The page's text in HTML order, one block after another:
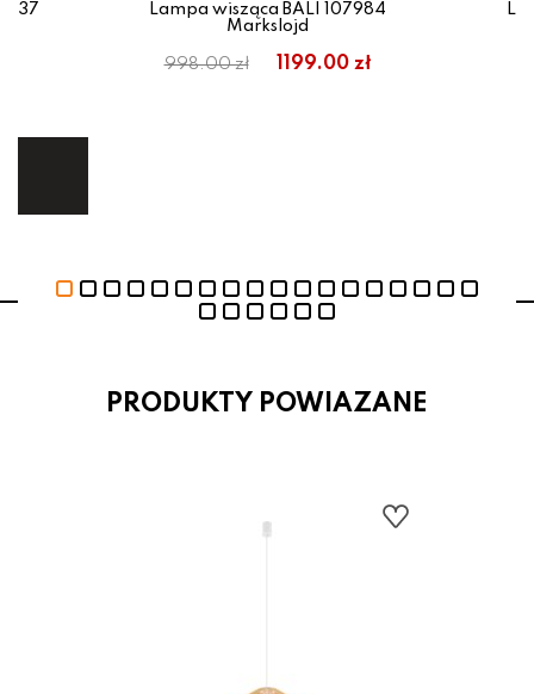
Lampa wisząca BALI 107984
Markslojd
998.00 zł 1199.00 zł
PRODUKTY POWIAZANE